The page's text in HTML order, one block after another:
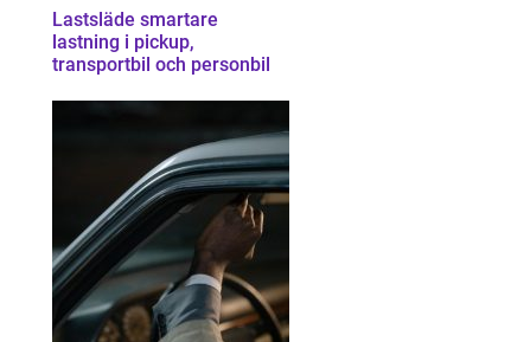
Lastsläde smartare
lastning i pickup,
transportbil och personbil